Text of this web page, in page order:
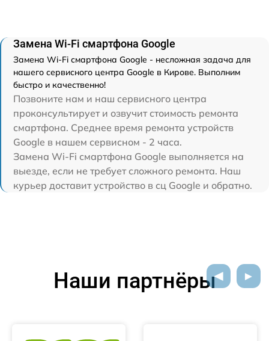
Замена Wi-Fi смартфона Google
Замена Wi-Fi смартфона Google - несложная задача для
нашего сервисного центра Google в Кирове. Выполним
быстро и качественно!
Позвоните нам и наш сервисного центра
проконсультирует и озвучит стоимость ремонта
смартфона. Среднее время ремонта устройств
Google в нашем сервисном - 2 часа.
Замена Wi-Fi смартфона Google выполняется на
выезде, если не требует сложного ремонта. Наш
курьер доставит устройство в сц Google и обратно.
Наши партнёры